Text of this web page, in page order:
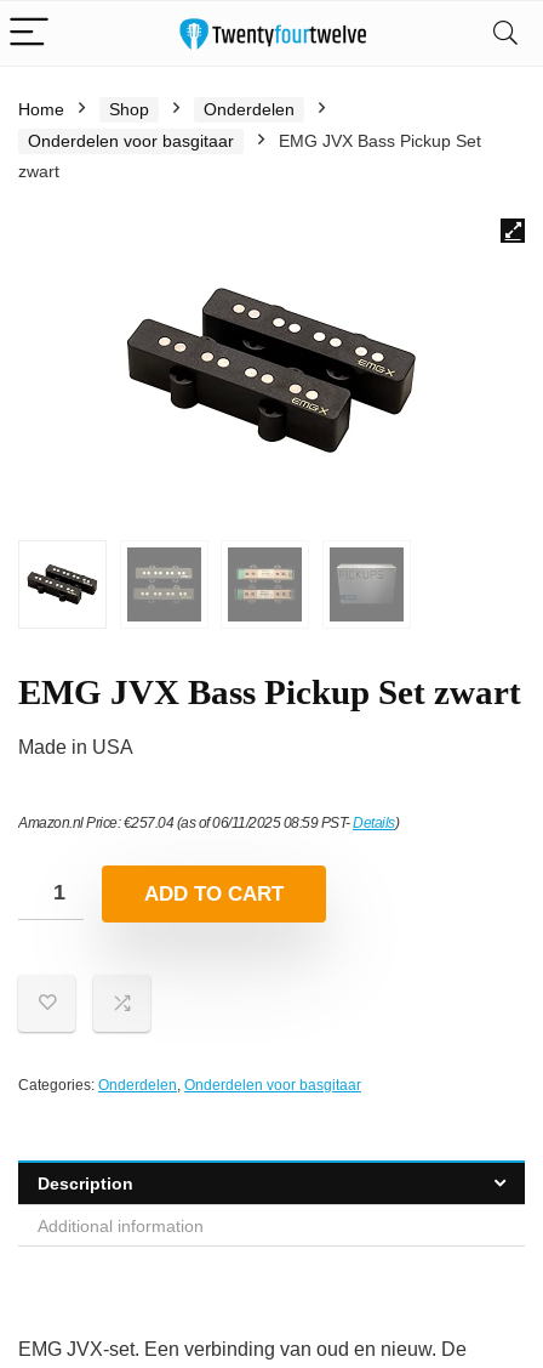
Home Shop
Onderdelen
Onderdelen voor basgitaar
EMG JVX Bass Pickup Set
zwart
EMG JVX Bass Pickup Set zwart
Made in USA
Amazon.nl Price:€257.04(as of 06/11/2025 08:59 PST-Details)
ADD TO CART
Categories: Onderdelen, Onderdelen voor basgitaar
Description
Additional information
EMG JVX-set. Een verbinding van oud en nieuw. De